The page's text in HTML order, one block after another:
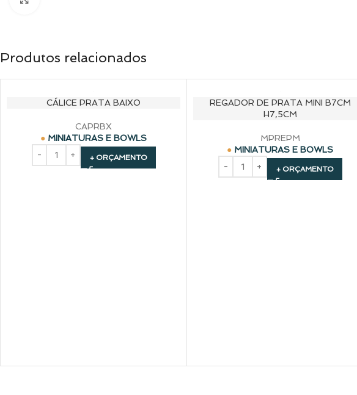
Produtos relacionados
CÁLICE PRATA BAIXO
CAPRBX
MINIATURAS E BOWLS
+ ORÇAMENTO
REGADOR DE PRATA MINI B7CM
H7,5CM
MPREPM
MINIATURAS E BOWLS
+ ORÇAMENTO